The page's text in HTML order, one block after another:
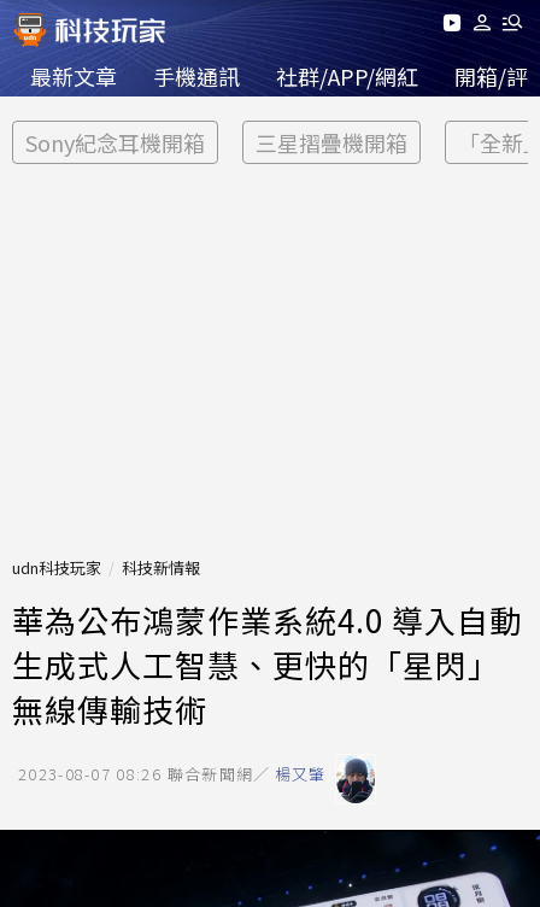
最新文章 手機通訊 社群/APP/網紅 開箱/評
Sony紀念耳機開箱 三星摺疊機開箱 「全新
udn科技玩家 科技新情報
華為公布鴻蒙作業系統4.0 導入自動
生成式人工智慧、更快的「星閃」
無線傳輸技術
2023-08-07 08:26 聯合新聞網／ 楊又肇